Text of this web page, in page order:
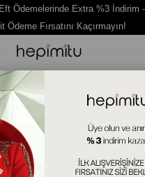
Ödemelerinde Extra %3 İndirim
Ödeme Fırsatını Kaçırmayın!
Fantazi Yüzük